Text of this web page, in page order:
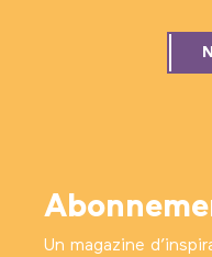
Un magazine